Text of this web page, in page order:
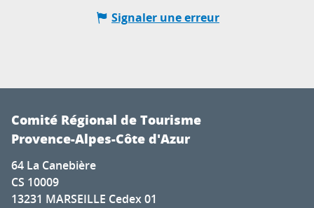
Signaler une erreur
Comité Régional de Tourisme
Provence-Alpes-Côte d'Azur
64 La Canebière
CS 10009
13231 MARSEILLE Cedex 01